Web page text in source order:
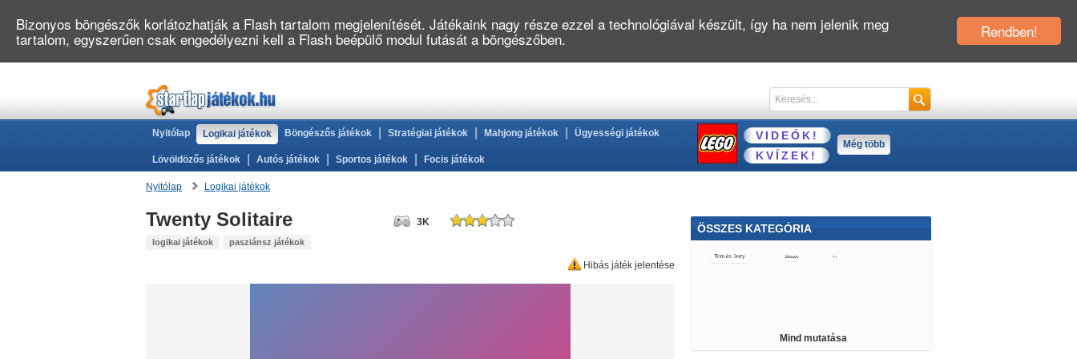
Nyitólap Logikai játékok Böngészős játékok Stratégiai játékok Mahjong játékok Ügyességi játékok
Lövöldözős játékok Autós játékok Sportos játékok Focis játékok
VIDEÓK!
KVÍZEK!
Még több
Nyitólap Logikai játékok
Twenty Solitaire
logikai játékok pasziánsz játékok
3K
Hibás játék jelentése
ÖSSZES KATEGÓRIA
Tom és Jerry Buszos Pou
Berendezős
Mind mutatása
Rendben!
Bizonyos böngészők korlátozhatják a Flash tartalom megjelenítését. Játékaink nagy része ezzel a technológiával készült, így ha nem jelenik meg
tartalom, egyszerűen csak engedélyezni kell a Flash beépülő modul futását a böngészőben.